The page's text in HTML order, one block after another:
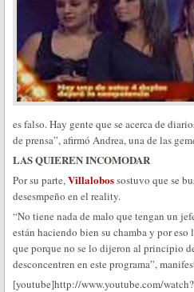
es falso. Hay gente que se acerca de
de prensa”, afirmó Andrea, una de las
LAS QUIEREN INCOMODAR
Por su parte,Villalobossostuvo que se
desesmpeño en el reality.
“No tiene nada de malo que tengan un
están haciendo bien su chamba y por
que porque no se lo dijeron al principio
desconcentren en este programa”,
[youtube]http://www.youtube.com/